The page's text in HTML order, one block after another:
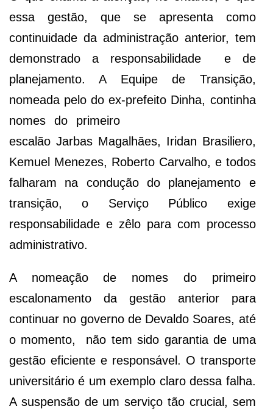
essa gestão, que se apresenta como
continuidade da administração anterior, tem
demonstrado a responsabilidade e de
planejamento. A Equipe de Transição,
nomeada pelo do ex-prefeito Dinha, continha
nomes do primeiro
escalão Jarbas Magalhães, Iridan Brasiliero,
Kemuel Menezes, Roberto Carvalho, e todos
falharam na condução do planejamento e
transição, o Serviço Público exige
responsabilidade e zêlo para com processo
administrativo.
A nomeação de nomes do primeiro
escalonamento da gestão anterior para
continuar no governo de Devaldo Soares, até
o momento, não tem sido garantia de uma
gestão eficiente e responsável. O transporte
universitário é um exemplo claro dessa falha.
A suspensão de um serviço tão crucial, sem